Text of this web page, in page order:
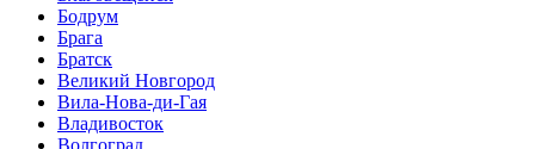
Бодрум
Брага
Братск
Великий Новгород
Вила-Нова-ди-Гая
Владивосток
Волгоград